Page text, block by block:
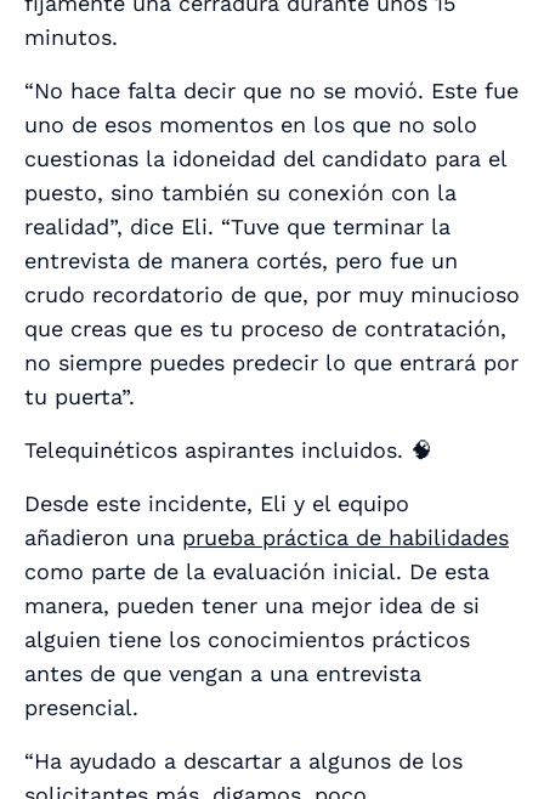
minutos.
“No hace falta decir que no se movió. Este fue
uno de esos momentos en los que no solo
cuestionas la idoneidad del candidato para el
puesto, sino también su conexión con la
realidad”, dice Eli. “Tuve que terminar la
entrevista de manera cortés, pero fue un
crudo recordatorio de que, por muy minucioso
que creas que es tu proceso de contratación,
no siempre puedes predecir lo que entrará por
tu puerta”.
Telequinéticos aspirantes incluidos. 🧠
Desde este incidente, Eli y el equipo
añadieron una prueba práctica de habilidades
como parte de la evaluación inicial. De esta
manera, pueden tener una mejor idea de si
alguien tiene los conocimientos prácticos
antes de que vengan a una entrevista
presencial.
“Ha ayudado a descartar a algunos de los